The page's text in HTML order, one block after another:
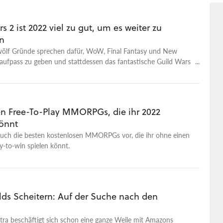
2 ist 2022 viel zu gut, um es weiter zu
Gründe sprechen dafür, WoW, Final Fantasy und New
zu geben und stattdessen das fantastische Guild Wars
Free-To-Play MMORPGs, die ihr 2022
die besten kostenlosen MMORPGs vor, die ihr ohne einen
to-win spielen könnt.
Scheitern: Auf der Suche nach den
beschäftigt sich schon eine ganze Weile mit Amazons